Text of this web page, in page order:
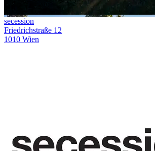
secession
Friedrichstraße 12
1010 Wien